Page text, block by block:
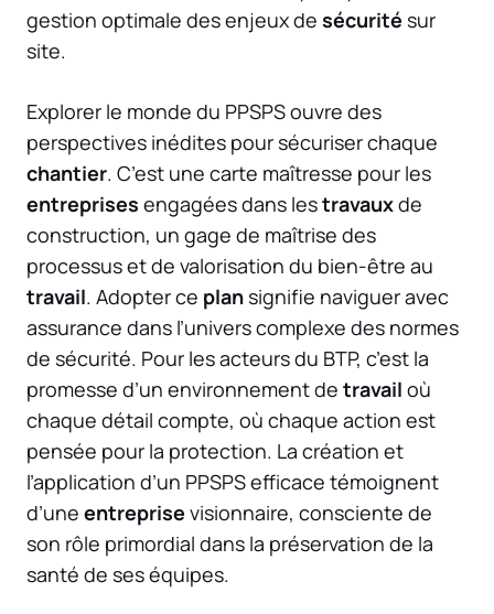
gestion optimale des enjeux de sécurité sur
site.
Explorer le monde du PPSPS ouvre des
perspectives inédites pour sécuriser chaque
chantier. C’est une carte maîtresse pour les
entreprises engagées dans lestravauxde
construction, un gage de maîtrise des
processus et de valorisation du bien-être au
travail. Adopter ce plansignifie naviguer avec
assurance dans l’univers complexe des normes
de sécurité. Pour les acteurs du BTP, c’est la
promesse d’un environnement de travail où
chaque détail compte, où chaque action est
pensée pour la protection. La création et
l’application d’un PPSPS efficace témoignent
d’une entreprise visionnaire, consciente de
son rôle primordial dans la préservation de la
santé de ses équipes.